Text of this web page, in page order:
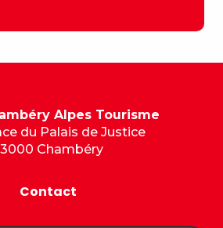
Alpes Tourisme
du Palais de Justice
Chambéry
Contact